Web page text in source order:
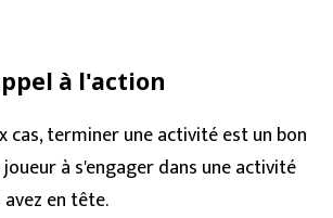
à l'action
cas, terminer une activité est un bon
à s'engager dans une activité
en tête.